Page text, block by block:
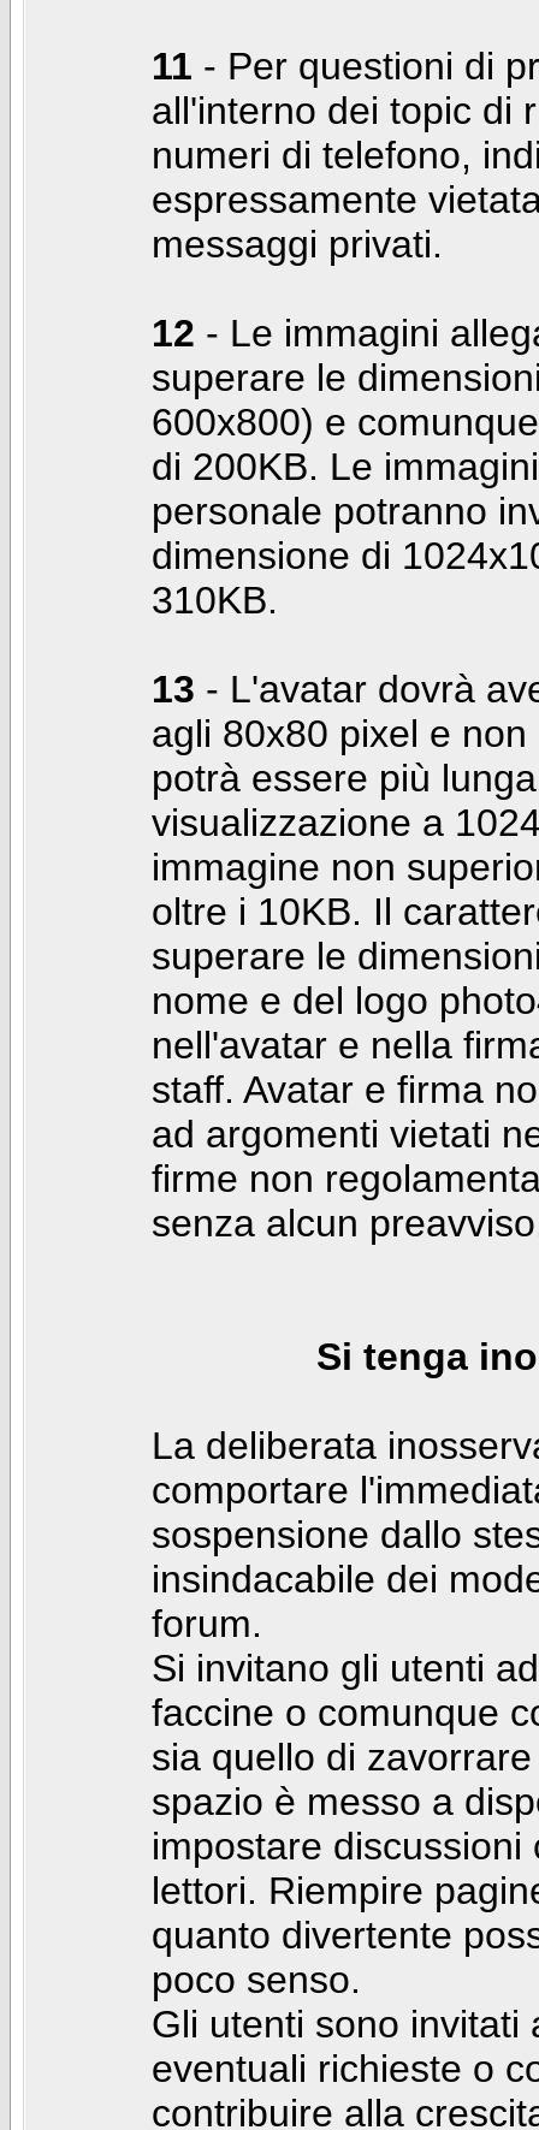
11 - Per questioni di
all'interno dei topic di
numeri di telefono,
espressamente
messaggi privati.
12 - Le immagini
superare le
600x800) e
di 200KB. Le
personale potranno
dimensione di
310KB.
13 - L'avatar dovrà
agli 80x80 pixel e
potrà essere più
visualizzazione a
immagine non
oltre i 10KB. Il
superare le
nome e del logo
nell'avatar e nella
staff. Avatar e firma
ad argomenti vietati
firme non
senza alcun
Si tenga
La deliberata
comportare
sospensione dallo
insindacabile dei
forum.
Si invitano gli utenti
faccine o comunque
sia quello di
spazio è messo a
impostare
lettori. Riempire
quanto divertente
poco senso.
Gli utenti sono invitati
eventuali richieste o
contribuire alla